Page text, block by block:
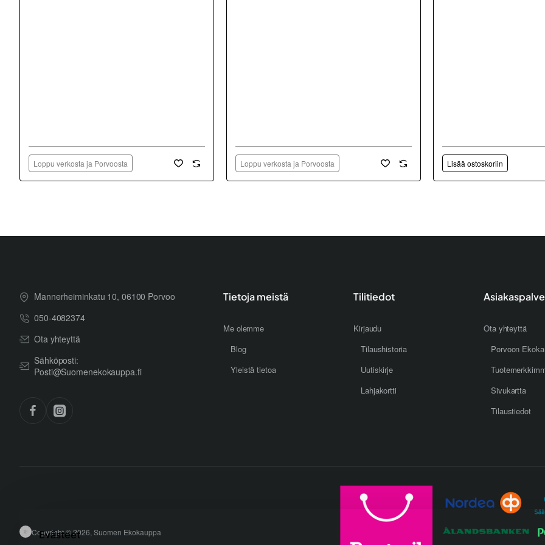
Evästeet
Loppu verkosta ja Porvoosta Loppu verkosta ja Porvoosta Lisää ostoskoriin
Mannerheiminkatu 10, 06100 Porvoo
050-4082374
Ota yhteyttä
Sähköposti:
Posti@Suomenekokauppa.fi
Tietoja meistä
Me olemme
Blog
Yleistä tietoa
Tilitiedot
Kirjaudu
Tilaushistoria
Uutiskirje
Lahjakortti
Ota yhteyttä
Porvoon
Sivukartta
Tilaustiedot
Copyright © 2026, Suomen Ekokauppa